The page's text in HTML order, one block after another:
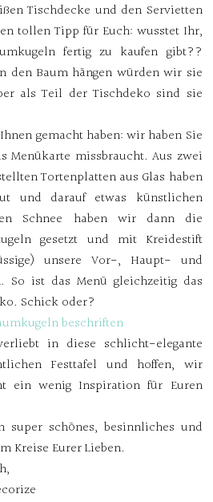
Tischdecke und den Servietten
tollen Tipp für Euch: wusstet Ihr,
fertig zu kaufen gibt??
den Baum hängen würden wir sie
als Teil der Tischdeko sind sie
gemacht haben: wir haben Sie
Menükarte missbraucht. Aus zwei
Tortenplatten aus Glas haben
und darauf etwas künstlichen
Schnee haben wir dann die
gesetzt und mit Kreidestift
unsere Vor-, Haupt- und
So ist das Menü gleichzeitig das
Schick oder?
in diese schlicht-elegante
Festtafel und hoffen, wir
ein wenig Inspiration für Euren
super schönes, besinnliches und
Kreise Eurer Lieben.